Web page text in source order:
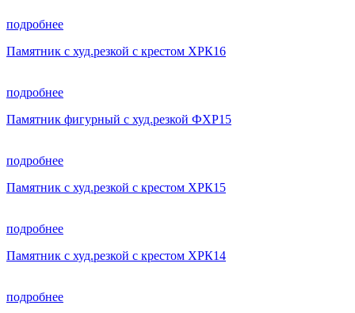
подробнее
Памятник с худ.резкой с крестом ХРК16
подробнее
Памятник фигурный с худ.резкой ФХР15
подробнее
Памятник с худ.резкой с крестом ХРК15
подробнее
Памятник с худ.резкой с крестом ХРК14
подробнее